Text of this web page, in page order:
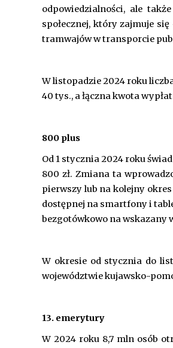
odpowiedzialności, ale
społecznej, który zajmuje
tramwajów w transporcie
W listopadzie 2024 roku
40 tys., a łączna kwota
800 plus
Od 1 stycznia 2024 roku
800 zł. Zmiana ta
pierwszy lub na kolejny
dostępnej na smartfony i
bezgotówkowo na wskazany
W okresie od stycznia do
województwie kujawsko-
13. emerytury
W 2024 roku 8,7 mln osób